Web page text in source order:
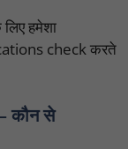
हमेशा
check करते
कौन से